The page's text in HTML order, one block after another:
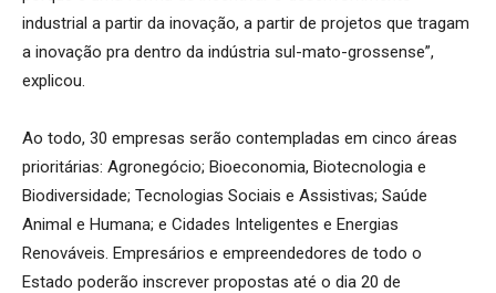
industrial a partir da inovação, a partir de projetos que tragam
a inovação pra dentro da indústria sul-mato-grossense”,
explicou.
Ao todo, 30 empresas serão contempladas em cinco áreas
prioritárias: Agronegócio; Bioeconomia, Biotecnologia e
Biodiversidade; Tecnologias Sociais e Assistivas; Saúde
Animal e Humana; e Cidades Inteligentes e Energias
Renováveis. Empresários e empreendedores de todo o
Estado poderão inscrever propostas até o dia 20 de